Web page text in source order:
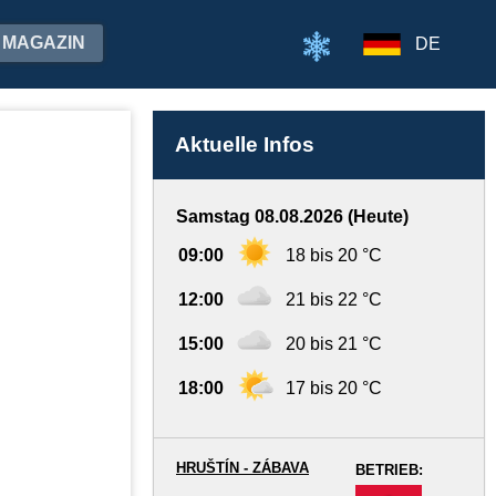
MAGAZIN DE
Aktuelle Infos
Samstag 08.08.2026 (Heute)
09:00 18 bis 20 °C
12:00 21 bis 22 °C
15:00 20 bis 21 °C
18:00 17 bis 20 °C
BETRIEB:
HRUŠTÍN - ZÁBAVA